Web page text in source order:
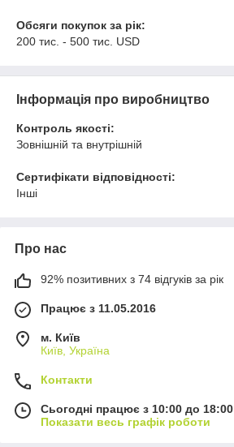
Обсяги покупок за рік:
200 тис. - 500 тис. USD
Інформація про виробництво
Контроль якості:
Зовнішній та внутрішній
Сертифікати відповідності:
Інші
Про нас
92% позитивних з 74 відгуків за рік
Працює з 11.05.2016
м. Київ
Київ, Україна
Контакти
Сьогодні працює з 10:00 до 18:00
Показати весь графік роботи